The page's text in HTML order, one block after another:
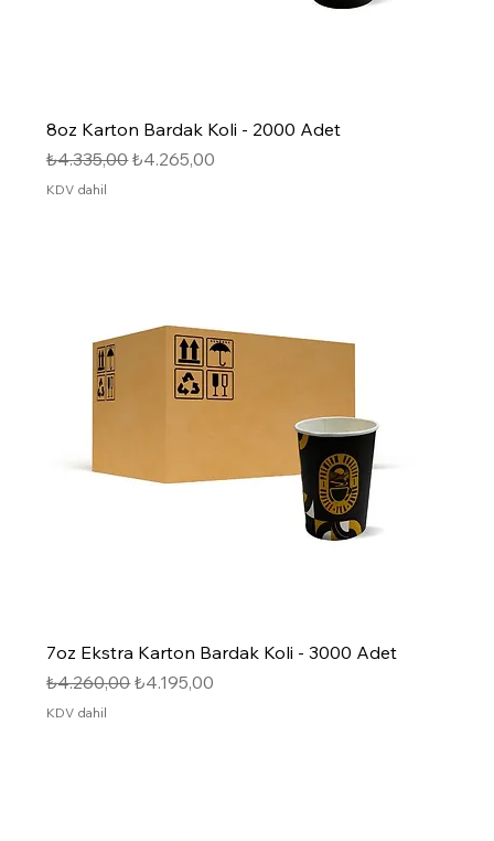
8oz Karton Bardak Koli - 2000 Adet
Normal Fiyat
₺4.335,00İndirimli Fiyat
₺4.265,00
KDV dahil
7oz Ekstra Karton Bardak Koli - 3000 Adet
Normal Fiyat
₺4.260,00İndirimli Fiyat
₺4.195,00
KDV dahil